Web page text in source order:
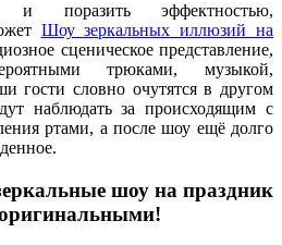
и поразить эффектностью,
Шоу зеркальных иллюзий на
сценическое представление,
трюками, музыкой,
гости словно очутятся в другом
наблюдать за происходящим с
ртами, а после шоу ещё долго
шоу на праздник
оригинальными!